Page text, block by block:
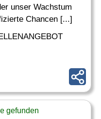
unser Wachstum
Chancen [...]
gefunden